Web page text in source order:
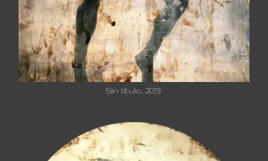
Sin título, 2019